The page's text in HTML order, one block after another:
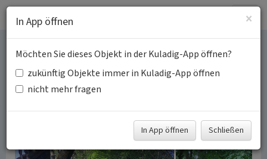
Hohlwege im Bergischen
Land
Landeskunde, Kulturlandschaftspflege
×
In App öffnen
Möchten Sie dieses Objekt in der Kuladig-App öffnen?
zukünftig Objekte immer in Kuladig-App öffnen
nicht mehr fragen
In App öffnen Schließen